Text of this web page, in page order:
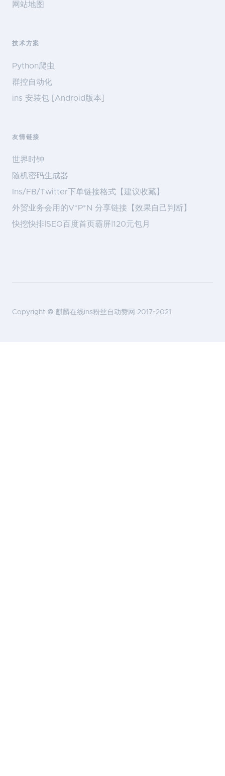
网站地图
技术方案
Python爬虫
群控自动化
ins 安装包 [Android版本]
友情链接
世界时钟
随机密码生成器
Ins/FB/Twitter下单链接格式【建议收藏】
外贸业务会用的V*P*N 分享链接【效果自己判断】
快挖快排|SEO百度首页霸屏|120元包月
Copyright © 麒麟在线ins粉丝自动赞网 2017~2021